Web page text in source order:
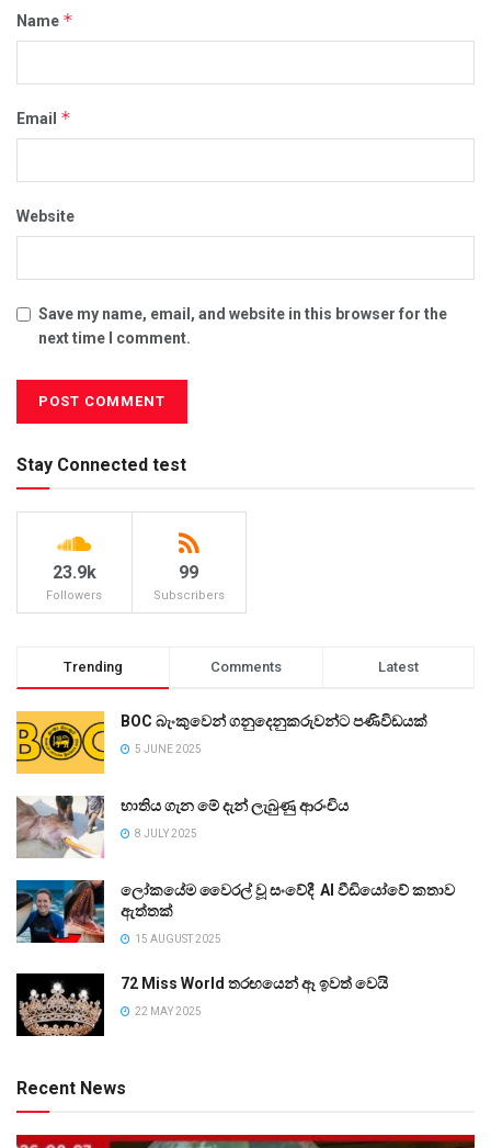
Name *
Email *
Website
Save my name, email, and website in this browser for the
next time I comment.
Stay Connected test
23.9k
Followers
99
Subscribers
Trending Comments Latest
BOC බැංකුවෙන් ගනුදෙනුකරුවන්ට පණිවිඩයක්
5 JUNE 2025
භාතිය ගැන මේ දැන් ලැබුණු ආරංචිය
8 JULY 2025
ලෝකයේම වෛරල් වූ සංවේදී AI වීඩියෝවේ කතාව
ඇත්තක්
15 AUGUST 2025
72 Miss World තරඟයෙන් ඈ ඉවත් වෙයි
22 MAY 2025
Recent News